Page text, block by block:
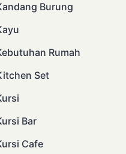
Burung
Rumah
Set
Bar
Cafe